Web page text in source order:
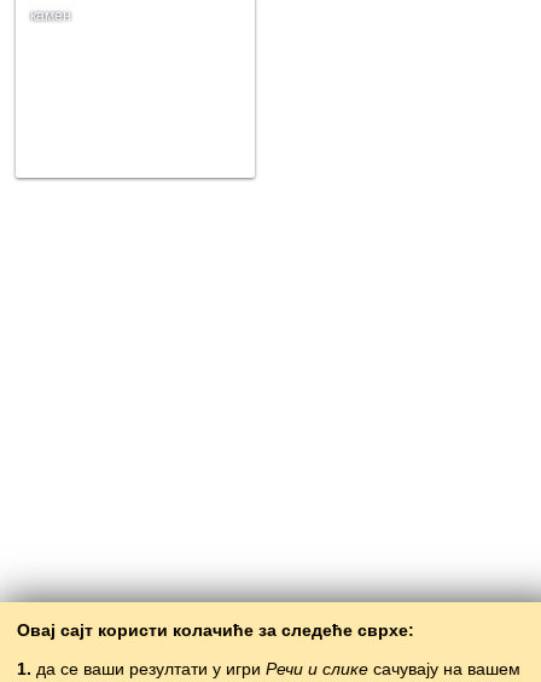
Овај сајт користи колачиће за следеће сврхе:
1. да се ваши резултати у игри Речи и слике сачувају на вашем
камен